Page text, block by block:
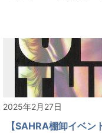
2025年2月27日
【SAHRA棚卸イベ